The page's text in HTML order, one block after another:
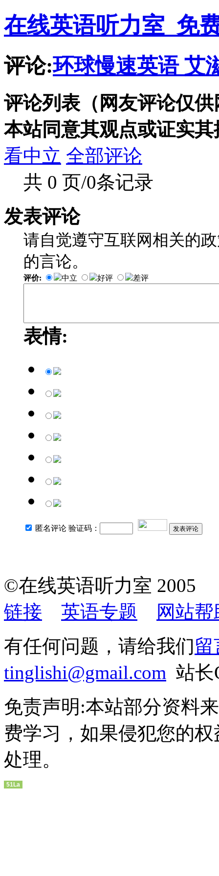
在线英语听力室_免
评论:环球慢速英语 艾
评论列表（网友评论仅
本站同意其观点或证实其
看中立 全部评论
共 0 页/0条记录
发表评论
请自觉遵守互联网相关的
的言论。
评价: 中立 好评 差评
表情:
匿名评论 验证码： 发表评论
©在线英语听力室
链接
英语专题
网站帮
有任何问题，请给我们留
tinglishi@gmail.com 站长
免责声明:本站部分资料
费学习，如果侵犯您的
处理。
51La